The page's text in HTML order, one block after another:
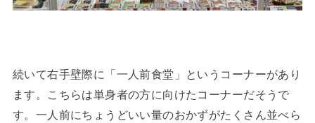
続いて右手壁際に「一人前食堂」というコーナーがあり
ます。こちらは単身者の方に向けたコーナーだそうで
す。一人前にちょうどいい量のおかずがたくさん並べら